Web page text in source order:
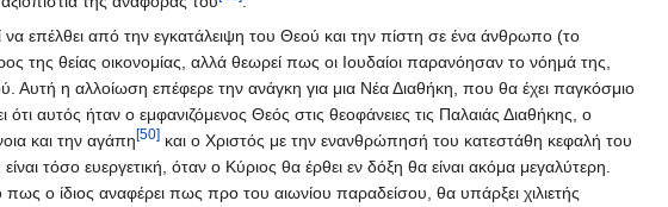
επέλθει από την εγκατάλειψη του Θεού και την πίστη σε ένα άνθρωπο (το
της θείας οικονομίας, αλλά θεωρεί πως οι Ιουδαίοι παρανόησαν το νόημά της,
Αυτή η αλλοίωση επέφερε την ανάγκη για μια Νέα Διαθήκη, που θα έχει παγκόσμιο
αυτός ήταν ο εμφανιζόμενος Θεός στις θεοφάνειες τις Παλαιάς Διαθήκης, ο
και την αγάπη[50] και ο Χριστός με την ενανθρώπησή του κατεστάθη κεφαλή του
τόσο ευεργετική, όταν ο Κύριος θα έρθει εν δόξη θα είναι ακόμα μεγαλύτερη.
πως ο ίδιος αναφέρει πως προ του αιωνίου παραδείσου, θα υπάρξει χιλιετής